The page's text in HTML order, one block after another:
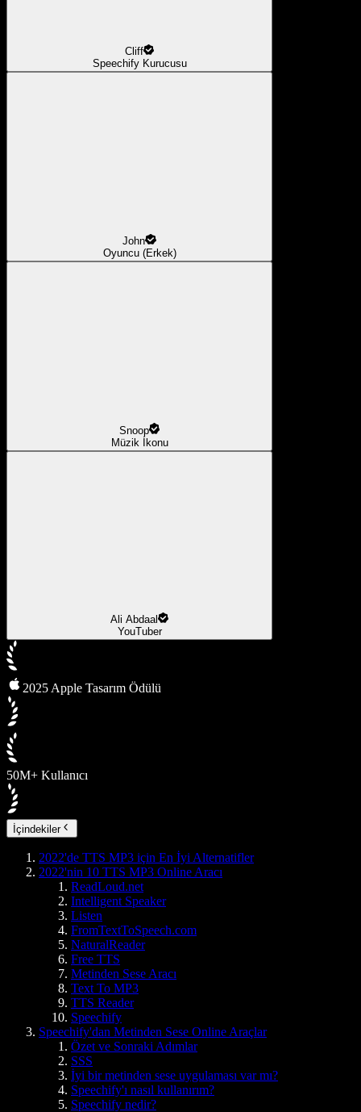
Cliff
Speechify Kurucusu
John
Oyuncu (Erkek)
Snoop
Müzik İkonu
Ali Abdaal
YouTuber
2025 Apple Tasarım Ödülü
50M+ Kullanıcı
İçindekiler
2022'de TTS MP3 için En İyi Alternatifler
2022'nin 10 TTS MP3 Online Aracı
ReadLoud.net
Intelligent Speaker
Listen
FromTextToSpeech.com
NaturalReader
Free TTS
Metinden Sese Aracı
Text To MP3
TTS Reader
Speechify
Speechify'dan Metinden Sese Online Araçlar
Özet ve Sonraki Adımlar
SSS
İyi bir metinden sese uygulaması var mı?
Speechify'ı nasıl kullanırım?
Speechify nedir?